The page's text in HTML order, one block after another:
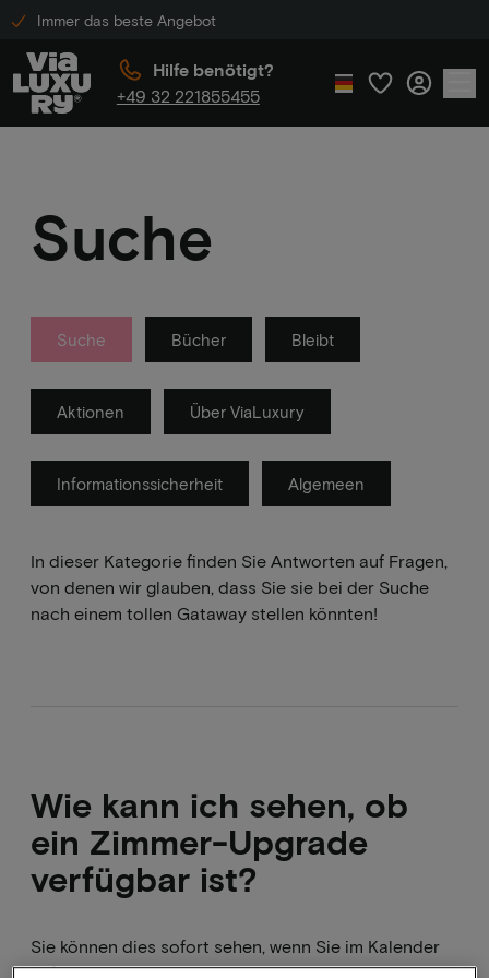
Immer das beste Angebot
Hilfe benötigt?
+49 32 221855455
Suche
Suche Bücher Bleibt
Aktionen Über ViaLuxury
Informationssicherheit Algemeen
In dieser Kategorie finden Sie Antworten auf Fragen,
von denen wir glauben, dass Sie sie bei der Suche
nach einem tollen Gataway stellen könnten!
Wie kann ich sehen, ob
ein Zimmer-Upgrade
verfügbar ist?
Sie können dies sofort sehen, wenn Sie im Kalender
auf ein Datum klicken. Unmittelbar nach der Auswahl